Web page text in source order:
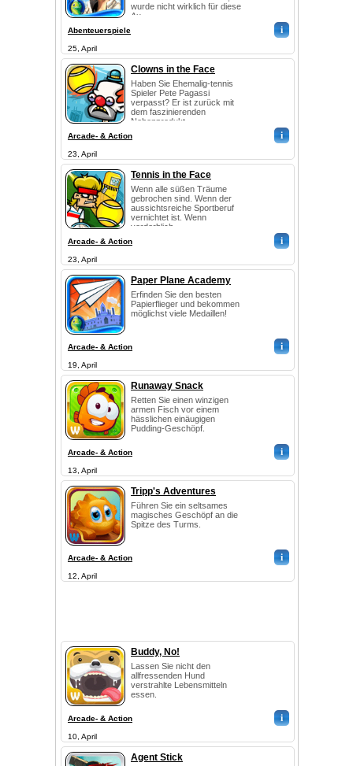
wurde nicht wirklich für diese
Au...
Abenteuerspiele i
25, April
Clowns in the Face
Haben Sie Ehemalig-tennis
Spieler Pete Pagassi
verpasst? Er ist zurück mit
dem faszinierenden
Nebenprodukt ...
Arcade- & Action i
23, April
Tennis in the Face
Wenn alle süßen Träume
gebrochen sind. Wenn der
aussichtsreiche Sportberuf
vernichtet ist. Wenn
verderblich...
Arcade- & Action i
23, April
Paper Plane Academy
Erfinden Sie den besten
Papierflieger und bekommen
möglichst viele Medaillen!
Arcade- & Action i
19, April
Runaway Snack
Retten Sie einen winzigen
armen Fisch vor einem
hässlichen einäugigen
Pudding-Geschöpf.
Arcade- & Action i
13, April
Tripp's Adventures
Führen Sie ein seltsames
magisches Geschöpf an die
Spitze des Turms.
Arcade- & Action i
12, April
Buddy, No!
Lassen Sie nicht den
allfressenden Hund
verstrahlte Lebensmitteln
essen.
Arcade- & Action i
10, April
Agent Stick